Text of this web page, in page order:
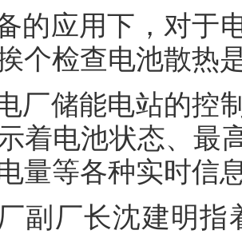
的应用下，对于
个检查电池散热
厂储能电站的控
着电池状态、最
量等各种实时信
副厂长沈建明指